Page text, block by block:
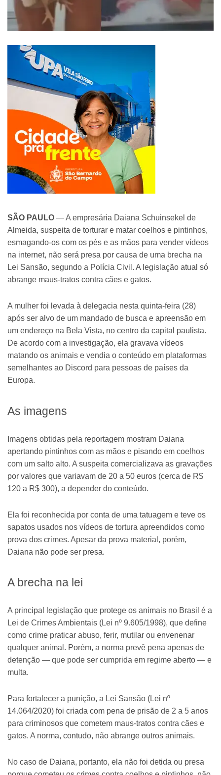
SÃO PAULO — A empresária Daiana Schuinsekel de
Almeida, suspeita de torturar e matar coelhos e pintinhos,
esmagando-os com os pés e as mãos para vender vídeos
na internet, não será presa por causa de uma brecha na
Lei Sansão, segundo a Polícia Civil. A legislação atual só
abrange maus-tratos contra cães e gatos.
A mulher foi levada à delegacia nesta quinta-feira (28)
após ser alvo de um mandado de busca e apreensão em
um endereço na Bela Vista, no centro da capital paulista.
De acordo com a investigação, ela gravava vídeos
matando os animais e vendia o conteúdo em plataformas
semelhantes ao Discord para pessoas de países da
Europa.
As imagens
Imagens obtidas pela reportagem mostram Daiana
apertando pintinhos com as mãos e pisando em coelhos
com um salto alto. A suspeita comercializava as gravações
por valores que variavam de 20 a 50 euros (cerca de R$
120 a R$ 300), a depender do conteúdo.
Ela foi reconhecida por conta de uma tatuagem e teve os
sapatos usados nos vídeos de tortura apreendidos como
prova dos crimes. Apesar da prova material, porém,
Daiana não pode ser presa.
A brecha na lei
A principal legislação que protege os animais no Brasil é a
Lei de Crimes Ambientais (Lei nº 9.605/1998), que define
como crime praticar abuso, ferir, mutilar ou envenenar
qualquer animal. Porém, a norma prevê pena apenas de
detenção — que pode ser cumprida em regime aberto — e
multa.
Para fortalecer a punição, a Lei Sansão (Lei nº
14.064/2020) foi criada com pena de prisão de 2 a 5 anos
para criminosos que cometem maus-tratos contra cães e
gatos. A norma, contudo, não abrange outros animais.
No caso de Daiana, portanto, ela não foi detida ou presa